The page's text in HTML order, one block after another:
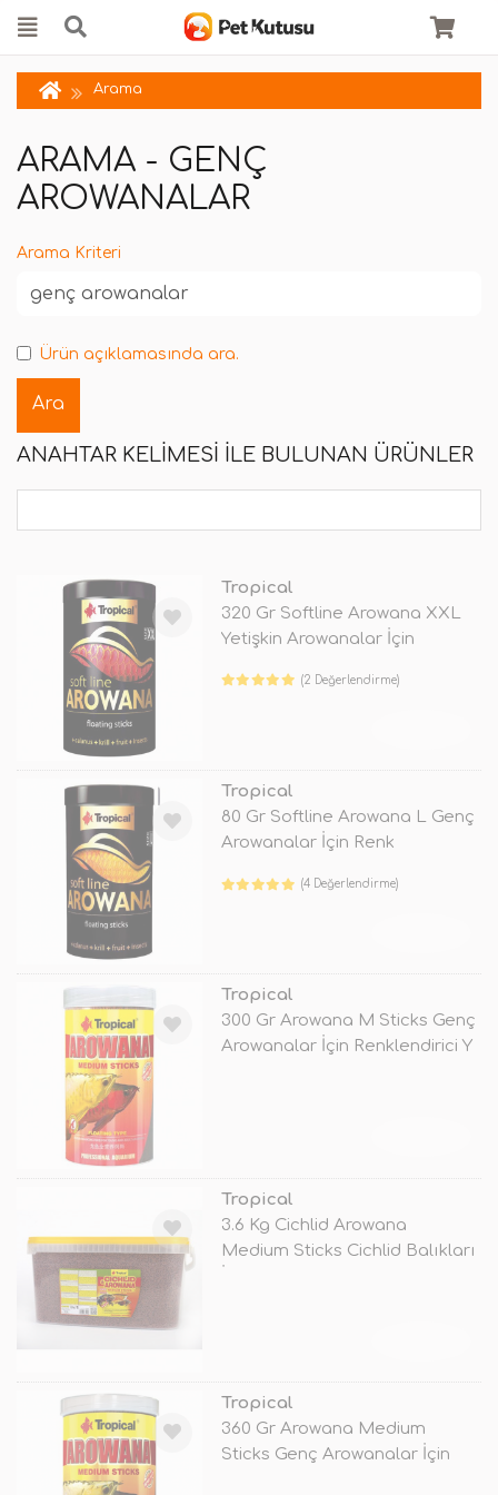
Arama
ARAMA - GENÇ
AROWANALAR
Arama Kriteri
Ürün açıklamasında ara.
ANAHTAR KELIMESI ILE BULUNAN ÜRÜNLER
Tropical
320 Gr Softline Arowana XXL
Yetişkin Arowanalar İçin
(2 Değerlendirme)
Tropical
80 Gr Softline Arowana L Genç
Arowanalar İçin Renk
(4 Değerlendirme)
Tropical
300 Gr Arowana M Sticks Genç
Arowanalar İçin Renklendirici Y
Tropical
3.6 Kg Cichlid Arowana
Medium Sticks Cichlid Balıkları
Tropical
360 Gr Arowana Medium
Sticks Genç Arowanalar İçin